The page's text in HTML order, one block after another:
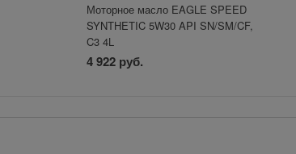
Моторное масло EAGLE SPEED
SYNTHETIC 5W30 API SN/SM/CF,
C3 4L
4 922 руб.